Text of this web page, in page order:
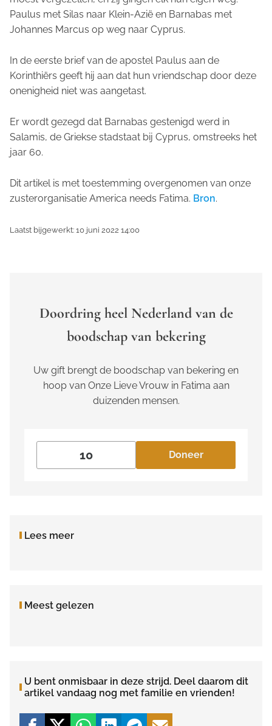
Paulus met Silas naar Klein-Azië en Barnabas met
Johannes Marcus op weg naar Cyprus.
In de eerste brief van de apostel Paulus aan de
Korinthiërs geeft hij aan dat hun vriendschap door deze
onenigheid niet was aangetast.
Er wordt gezegd dat Barnabas gestenigd werd in
Salamis, de Griekse stadstaat bij Cyprus, omstreeks het
jaar 60.
Dit artikel is met toestemming overgenomen van onze
zusterorganisatie America needs Fatima. Bron.
Laatst bijgewerkt: 10 juni 2022 14:00
Doordring heel Nederland van de
boodschap van bekering
Uw gift brengt de boodschap van bekering en
hoop van Onze Lieve Vrouw in Fatima aan
duizenden mensen.
Doneer
Lees meer
Meest gelezen
U bent onmisbaar in deze strijd. Deel daarom dit
artikel vandaag nog met familie en vrienden!